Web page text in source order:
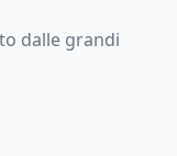
dalle grandi